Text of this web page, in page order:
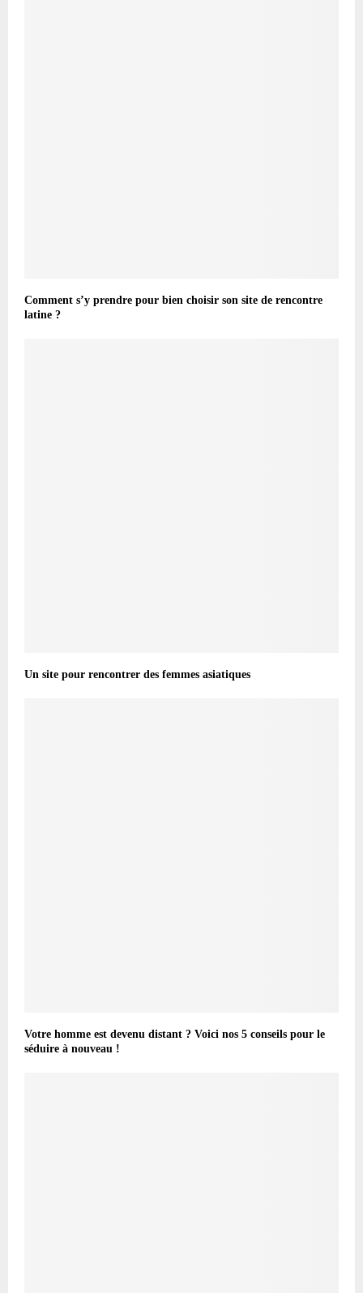
Comment s’y prendre pour bien choisir son site de rencontre
latine ?
Un site pour rencontrer des femmes asiatiques
Votre homme est devenu distant ? Voici nos 5 conseils pour le
séduire à nouveau !